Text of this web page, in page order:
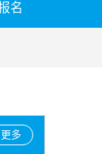
名
更多